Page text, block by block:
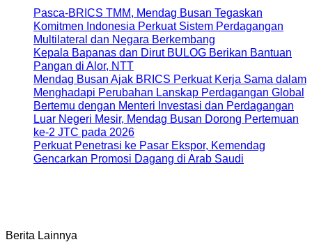
Pasca-BRICS TMM, Mendag Busan Tegaskan
Komitmen Indonesia Perkuat Sistem Perdagangan
Multilateral dan Negara Berkembang
Kepala Bapanas dan Dirut BULOG Berikan Bantuan
Pangan di Alor, NTT
Mendag Busan Ajak BRICS Perkuat Kerja Sama dalam
Menghadapi Perubahan Lanskap Perdagangan Global
Bertemu dengan Menteri Investasi dan Perdagangan
Luar Negeri Mesir, Mendag Busan Dorong Pertemuan
ke-2 JTC pada 2026
Perkuat Penetrasi ke Pasar Ekspor, Kemendag
Gencarkan Promosi Dagang di Arab Saudi
Berita Lainnya